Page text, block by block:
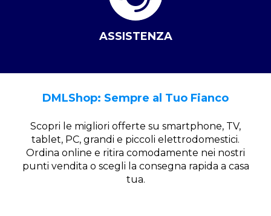
ASSISTENZA
DMLShop: Sempre al Tuo Fianco
Scopri le migliori offerte su smartphone, TV,
tablet, PC, grandi e piccoli elettrodomestici.
Ordina online e ritira comodamente nei nostri
punti vendita o scegli la consegna rapida a casa
tua.